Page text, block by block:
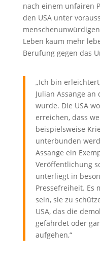
nach einem unfairen
den USA unter
Leben kaum mehr
Berufung gegen das
„Ich bin
Julian Assange
wurde. Die USA
erreichen, dass
beispielsweise
unterbunden
Assange ein
Veröffentlichung
unterliegt in
Pressefreiheit. Es
sein, sie zu
USA, das die
gefährdet oder
aufgehen,“